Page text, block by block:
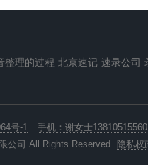
整理的过程 北京速记 速录公司
号-1
手机：谢女士13810515560
公司 All Rights Reserved 隐私权